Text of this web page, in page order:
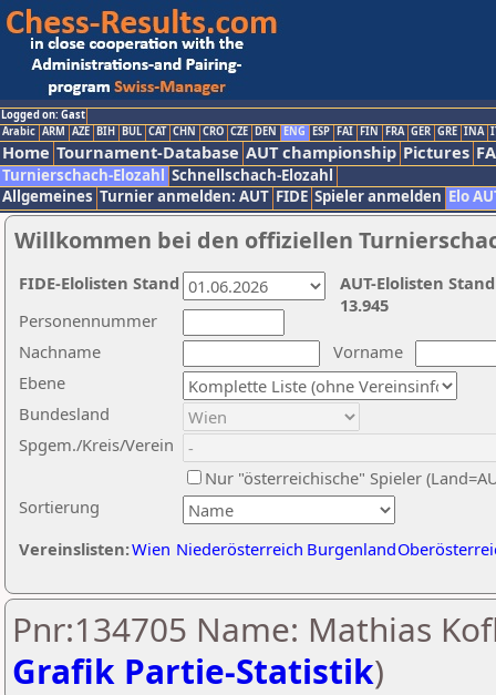
Logged on: Gast
Arabic ARM AZE BIH BUL CAT CHN CRO CZE DEN ENG ESP FAI FIN FRA GER GRE INA
Home Tournament-Database AUT championship Pictures
Turnierschach-Elozahl Schnellschach-Elozahl
Allgemeines Turnier anmelden: AUT FIDE Spieler anmelden Elo
Willkommen bei den offiziellen
Nachname
Vorname
Ebene
Sortierung
Personennummer
Bundesland
Spgem./Kreis/Verein
Nur "österreichische" Spieler
Vereinslisten:Wien Niederösterreich Burgenland
AUT-Elolisten
13.945
FIDE-Elolisten Stand
Pnr:134705 Name: Mathias
Grafik Partie-Statistik)